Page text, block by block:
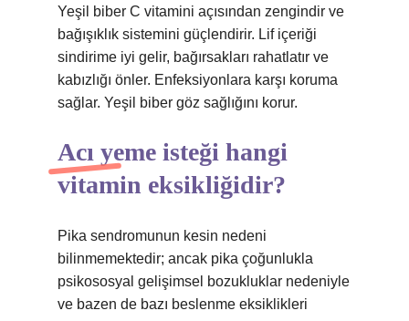
Yeşil biber C vitamini açısından zengindir ve
bağışıklık sistemini güçlendirir. Lif içeriği
sindirime iyi gelir, bağırsakları rahatlatır ve
kabızlığı önler. Enfeksiyonlara karşı koruma
sağlar. Yeşil biber göz sağlığını korur.
Acı yeme isteği hangi
vitamin eksikliğidir?
Pika sendromunun kesin nedeni
bilinmemektedir; ancak pika çoğunlukla
psikososyal gelişimsel bozukluklar nedeniyle
ve bazen de bazı beslenme eksiklikleri